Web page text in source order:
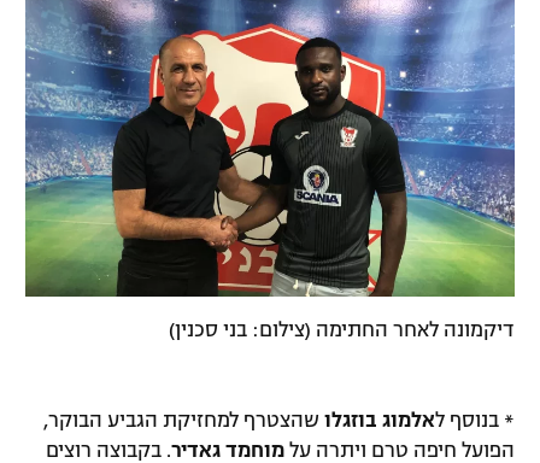
תגיות
המגזין
דיקמונה לאחר החתימה (צילום: בני סכנין)
* בנוסף לאלמוג בוזגלו שהצטרף למחזיקת הגביע הבוקר,
הפועל חיפה טרם ויתרה על מוחמד גאדיר. בקבוצה רוצים